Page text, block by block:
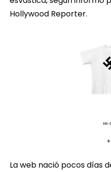
Hollywood Reporter.
La web nació pocos días